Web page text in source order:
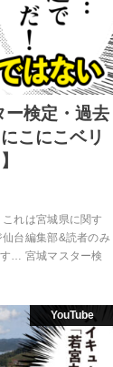
ー検定・過去
こにこベリ
れは宮城県に関す
台編集部&読者のみ
… 宮城マスター検
YouTube